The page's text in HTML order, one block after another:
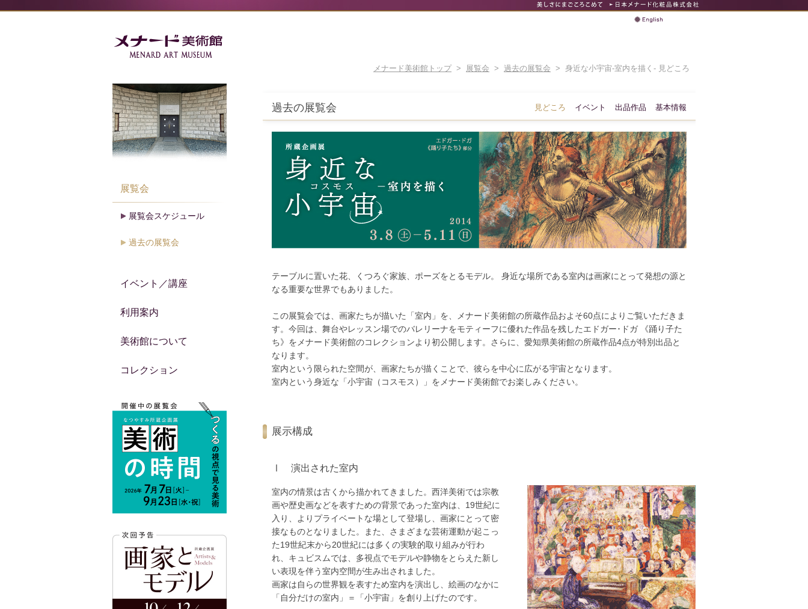
メナード美術館トップ > 展覧会 > 過去の展覧会 > 身近な小宇宙-室内を描く- 見どころ
過去の展覧会 基本情報
出品作品
イベント
見どころ
テーブルに置いた花、くつろぐ家族、ポーズをとるモデル。 身近な場所である室内は画家にとって発想の源と
なる重要な世界でもありました。
この展覧会では、画家たちが描いた「室内」を、メナード美術館の所蔵作品およそ60点によりご覧いただきま
す。今回は、舞台やレッスン場でのバレリーナをモティーフに優れた作品を残したエドガー･ドガ 《踊り子た
ち》をメナード美術館のコレクションより初公開します。さらに、愛知県美術館の所蔵作品4点が特別出品と
なります。
室内という限られた空間が、画家たちが描くことで、彼らを中心に広がる宇宙となります。
室内という身近な「小宇宙（コスモス）」をメナード美術館でお楽しみください。
展示構成
Ⅰ 演出された室内
室内の情景は古くから描かれてきました。西洋美術では宗教
画や歴史画などを表すための背景であった室内は、19世紀に
入り、よりプライベートな場として登場し、画家にとって密
接なものとなりました。また、さまざまな芸術運動が起こっ
た19世紀末から20世紀には多くの実験的取り組みが行わ
れ、キュビスムでは、多視点でモデルや静物をとらえた新し
い表現を伴う室内空間が生み出されました。
画家は自らの世界観を表すため室内を演出し、絵画のなかに
「自分だけの室内」＝「小宇宙」を創り上げたのです。
展覧会
展覧会スケジュール
過去の展覧会
イベント／講座
利用案内
美術館について
コレクション